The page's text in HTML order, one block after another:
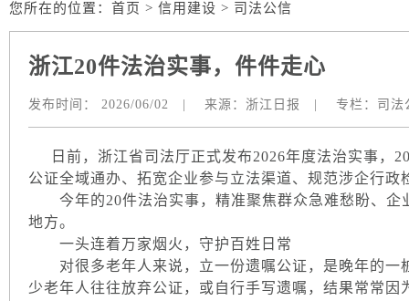
您所在的位置： 首页 > 信用建设 > 司法公信
浙江20件法治实事，件件走心
发布时间： 2026/06/02 来源： 浙江日报 专栏： 司法
日前，浙江省司法厅正式发布2026年度法治实事，
公证全域通办、拓宽企业参与立法渠道、规范涉企行
今年的20件法治实事，精准聚焦群众急难愁盼、企
地方。
一头连着万家烟火，守护百姓日常
对很多老年人来说，立一份遗嘱公证，是晚年的一
少老年人往往放弃公证，或自行手写遗嘱，结果常常